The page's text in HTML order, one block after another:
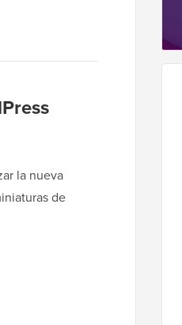
la nueva
de